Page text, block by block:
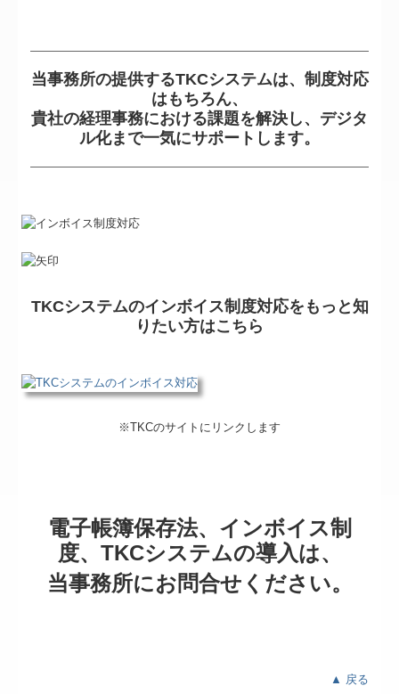
当事務所の提供するTKCシステムは、制度対応
はもちろん、
貴社の経理事務における課題を解決し、デジタ
ル化まで一気にサポートします。
TKCシステムのインボイス制度対応をもっと知
りたい方はこちら
※TKCのサイトにリンクします
電子帳簿保存法、インボイス制
度、TKCシステムの導入は、
当事務所にお問合せください。
▲ 戻る